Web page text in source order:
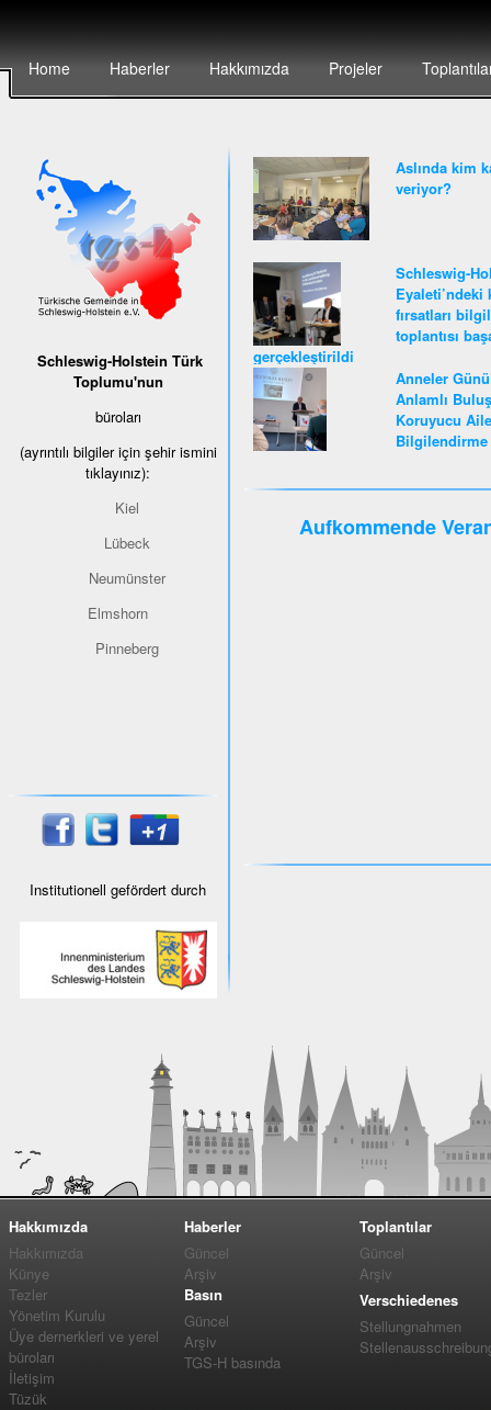
Home Haberler Hakkımızda Projeler
Schleswig-Holstein Türk
Toplumu'nun
büroları
(ayrıntılı bilgiler için şehir ismini
tıklayınız):
Kiel
Lübeck
Neumünster
Elmshorn
Pinneberg
Institutionell gefördert durch
Aslında kim
veriyor?
Schleswig-
Eyaleti’ndeki
fırsatları
toplantısı
gerçekleştirildi
Anneler
Anlamlı
Koruyucu Aile
Bilgilendirme
Aufkommende
Hakkımızda
Hakkımızda
Künye
Tezler
Yönetim Kurulu
Üye dernerkleri ve yerel
büroları
İletişim
Tüzük
Haberler
Güncel
Arşiv
Basın
Güncel
Arşiv
TGS-H basında
Toplantılar
Güncel
Arşiv
Verschiedenes
Stellungnahmen